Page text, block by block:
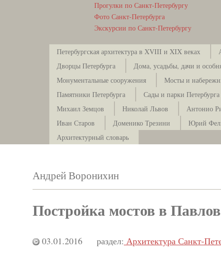
Прогулки по Санкт-Петербургу
Фото Санкт-Петербурга
Экскурсии по Санкт-Петербургу
Петербургская архитектура в XVIII и XIX веках
Дворцы Петербурга
Дома, усадьбы, дачи и
Монументальные сооружения
Мосты и
Памятники Петербурга
Сады и парки Петербурга
Михаил Земцов
Николай Львов
Антонио
Иван Старов
Доменико Трезини
Юрий
Архитектурный словарь
Андрей Воронихин
Постройка мостов в
03.01.2016 раздел: Архитектура Санкт-